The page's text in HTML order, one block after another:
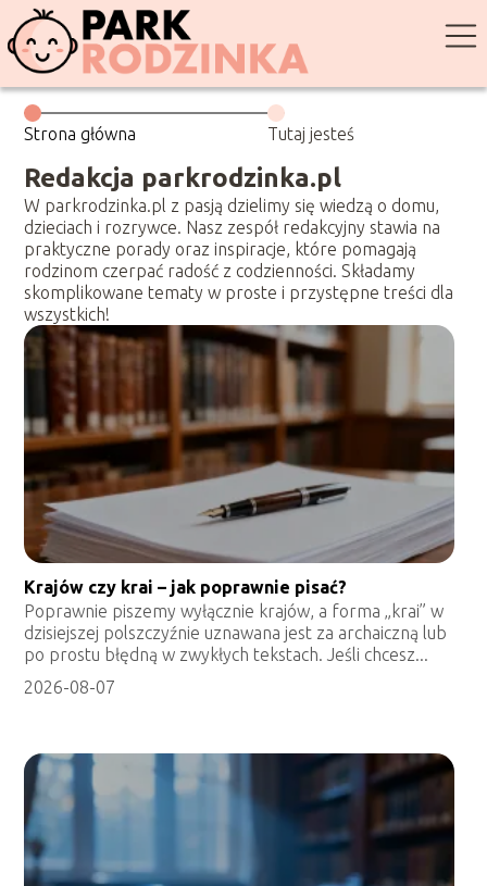
Strona główna Tutaj jesteś
Redakcja parkrodzinka.pl
W parkrodzinka.pl z pasją dzielimy się wiedzą o domu,
dzieciach i rozrywce. Nasz zespół redakcyjny stawia na
praktyczne porady oraz inspiracje, które pomagają
rodzinom czerpać radość z codzienności. Składamy
skomplikowane tematy w proste i przystępne treści dla
wszystkich!
Krajów czy krai – jak poprawnie pisać?
Poprawnie piszemy wyłącznie krajów, a forma „krai” w
dzisiejszej polszczyźnie uznawana jest za archaiczną lub
po prostu błędną w zwykłych tekstach. Jeśli chcesz...
2026-08-07